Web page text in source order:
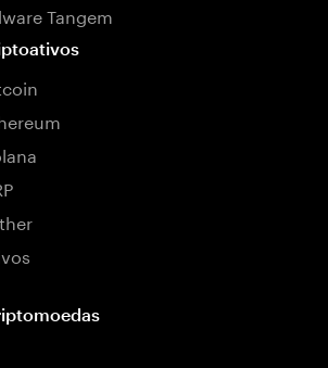
Tangem